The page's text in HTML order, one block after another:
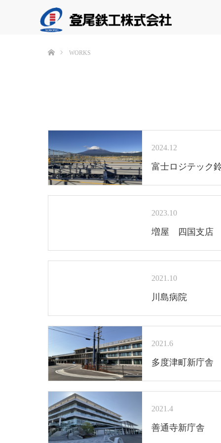
WORKS
2024.12
富士ロジテック
2023.10
増屋 四国支店
2021.10
川島病院
2021.6
多度津町新庁舎
2021.4
善通寺新庁舎